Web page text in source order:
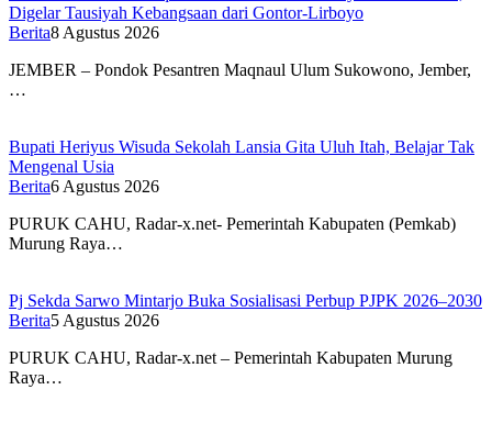
Digelar Tausiyah Kebangsaan dari Gontor-Lirboyo
Berita8 Agustus 2026
JEMBER – Pondok Pesantren Maqnaul Ulum Sukowono, Jember,
…
Bupati Heriyus Wisuda Sekolah Lansia Gita Uluh Itah, Belajar Tak
Mengenal Usia
Berita6 Agustus 2026
PURUK CAHU, Radar-x.net- Pemerintah Kabupaten (Pemkab)
Murung Raya…
Pj Sekda Sarwo Mintarjo Buka Sosialisasi Perbup PJPK 2026–2030
Berita5 Agustus 2026
PURUK CAHU, Radar-x.net – Pemerintah Kabupaten Murung
Raya…